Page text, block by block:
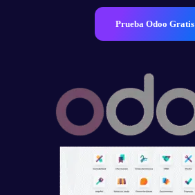
Prueba Odoo Gratis